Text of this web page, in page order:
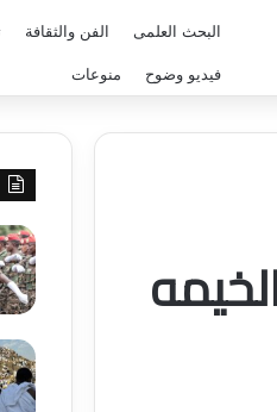
البحث العلمى الفن والثقافة
فيديو وضوح منوعات